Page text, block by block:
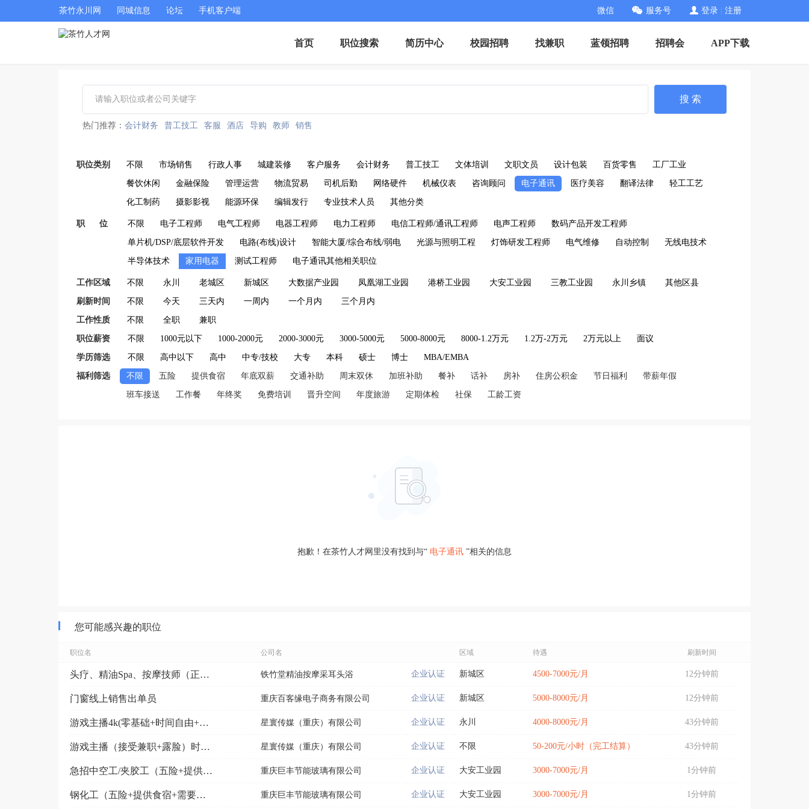
茶竹永川网 同城信息 论坛 手机客户端 微信 服务号 登录 注册
首页 职位搜索 简历中心 校园招聘 找兼职 蓝领招聘 招聘会 APP下载
搜 索
热门推荐： 会计财务 普工技工 客服 酒店 导购 教师 销售
职位类别 不限 市场销售 行政人事 城建装修 客户服务 会计财务 普工技工 文体培训 文职文员 设计包装 百货零售 工厂工业
餐饮休闲 金融保险 管理运营 物流贸易 司机后勤 网络硬件 机械仪表 咨询顾问 电子通讯 医疗美容 翻译法律 轻工工艺
化工制药 摄影影视 能源环保 编辑发行 专业技术人员 其他分类
职 位 不限 电子工程师 电气工程师 电器工程师 电力工程师 电信工程师/通讯工程师 电声工程师 数码产品开发工程师
单片机/DSP/底层软件开发 电路(布线)设计 智能大厦/综合布线/弱电 光源与照明工程 灯饰研发工程师 电气维修 自动控制 无线电技术
半导体技术 家用电器 测试工程师 电子通讯其他相关职位
工作区域 不限 永川 老城区 新城区 大数据产业园 凤凰湖工业园 港桥工业园 大安工业园 三教工业园 永川乡镇 其他区县
刷新时间 不限 今天 三天内 一周内 一个月内 三个月内
工作性质 不限 全职 兼职
职位薪资 不限 1000元以下 1000-2000元 2000-3000元 3000-5000元 5000-8000元 8000-1.2万元 1.2万-2万元 2万元以上 面议
学历筛选 不限 高中以下 高中 中专/技校 大专 本科 硕士 博士 MBA/EMBA
福利筛选 不限 五险 提供食宿 年底双薪 交通补助 周末双休 加班补助 餐补 话补 房补 住房公积金 节日福利 带薪年假
班车接送 工作餐 年终奖 免费培训 晋升空间 年度旅游 定期体检 社保 工龄工资
抱歉！在茶竹人才网里没有找到与“ 电子通讯 ”相关的信息
您可能感兴趣的职位
职位名 公司名 区域 待遇 刷新时间
头疗、精油Spa、按摩技师（正规，不推销，不卖产品） 铁竹堂精油按摩采耳头浴 企业认证 新城区 4500-7000元/月 12分钟前
门窗线上销售出单员 重庆百客缘电子商务有限公司 企业认证 新城区 5000-8000元/月 12分钟前
游戏主播4k(零基础+时间自由+不露脸+可兼职） 星寰传媒（重庆）有限公司 企业认证 永川 4000-8000元/月 43分钟前
游戏主播（接受兼职+露脸）时薪50起 星寰传媒（重庆）有限公司 企业认证 不限 50-200元/小时（完工结算） 43分钟前
急招中空工/夹胶工（五险+提供食宿 ） 重庆巨丰节能玻璃有限公司 企业认证 大安工业园 3000-7000元/月 1分钟前
钢化工（五险+提供食宿+需要上夜班） 重庆巨丰节能玻璃有限公司 企业认证 大安工业园 3000-7000元/月 1分钟前